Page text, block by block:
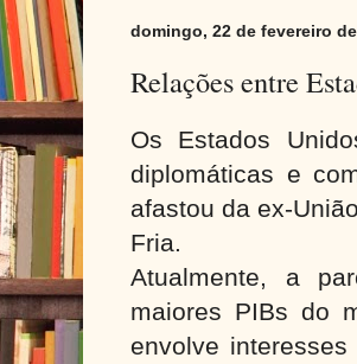
domingo, 22 de fevereiro
Relações entre
Os Estados
diplomáticas e
afastou da ex-
Fria.
Atualmente, a
maiores PIBs do
envolve